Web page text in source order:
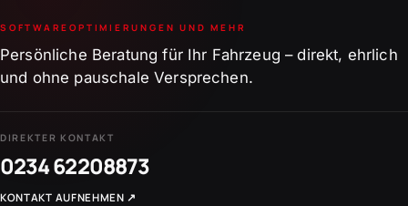
SOFTWAREOPTIMIERUNGEN UND MEHR
Persönliche Beratung für Ihr Fahrzeug – direkt, ehrlich
und ohne pauschale Versprechen.
DIREKTER KONTAKT
0234 62208873
KONTAKT AUFNEHMEN ↗